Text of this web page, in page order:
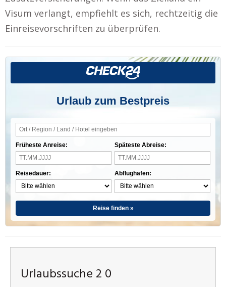
Visum verlangt, empfiehlt es sich, rechtzeitig die
Einreisevorschriften zu überprüfen.
Urlaub zum Bestpreis
Früheste Anreise:
Reisedauer:
Späteste Abreise:
Abflughafen:
Reise finden »
Urlaubssuche 2 0